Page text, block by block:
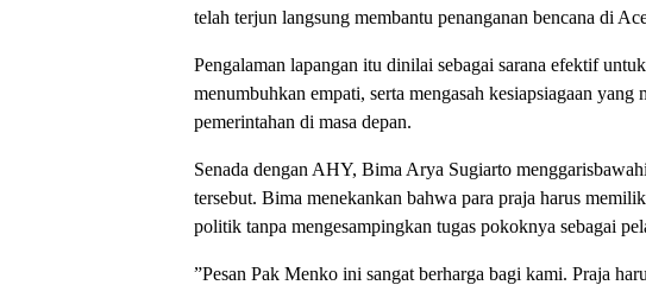
telah terjun langsung membantu penanganan bencana di
Pengalaman lapangan itu dinilai sebagai sarana efektif
menumbuhkan empati, serta mengasah kesiapsiagaan
pemerintahan di masa depan.
​Senada dengan AHY, Bima Arya Sugiarto
tersebut. Bima menekankan bahwa para praja harus
politik tanpa mengesampingkan tugas pokoknya sebagai
​”Pesan Pak Menko ini sangat berharga bagi kami. Praja